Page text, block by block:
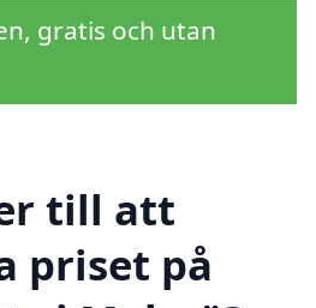
gratis och utan
till att
priset på